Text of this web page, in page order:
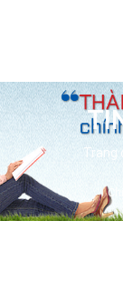
Trang